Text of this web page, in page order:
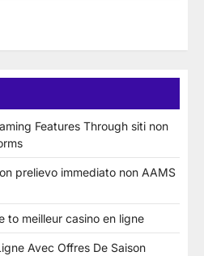
Features Through siti non
prelievo immediato non AAMS
to meilleur casino en ligne
Avec Offres De Saison